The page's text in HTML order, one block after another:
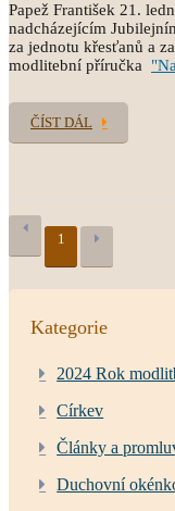
Papež František 21.
nadcházejícím
za jednotu křesťanů a
modlitební příručka
ČÍST DÁL
1
Kategorie
2024 Rok
Církev
Články a
Duchovní